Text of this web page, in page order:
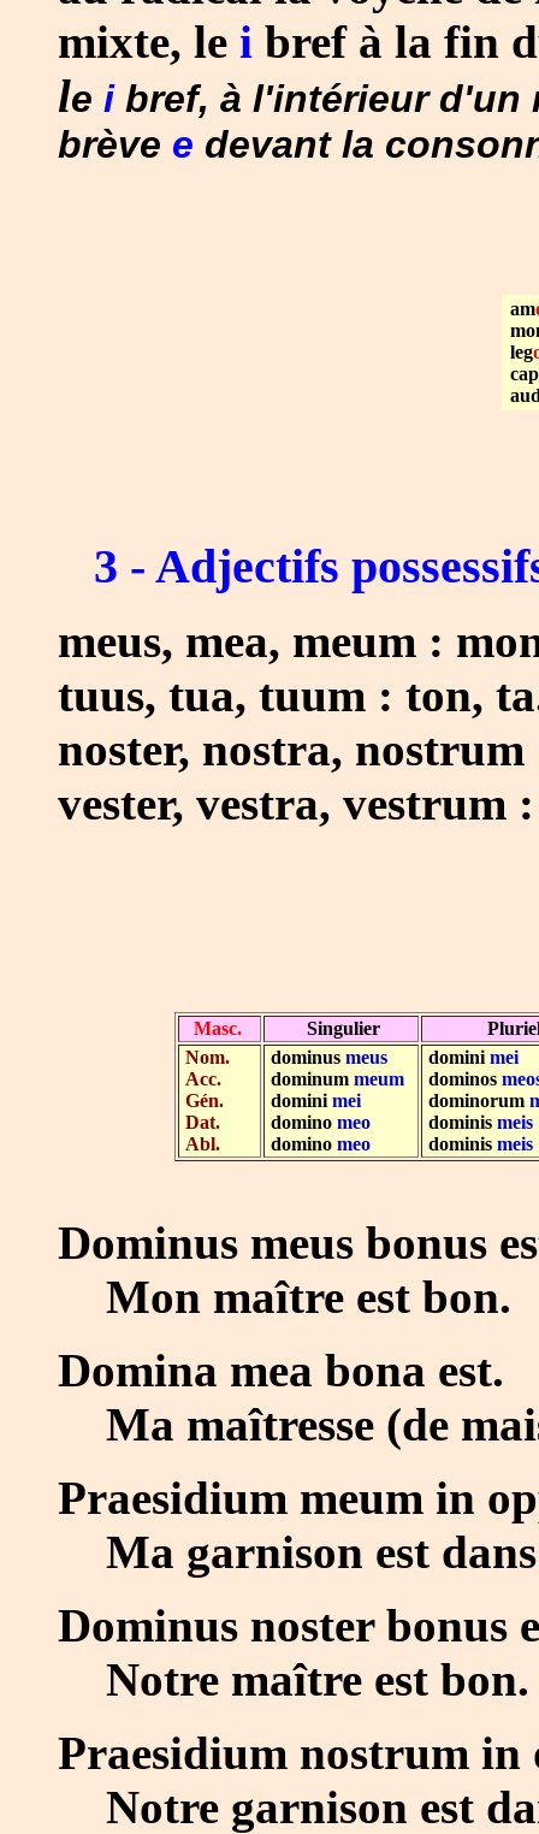
mixte, le i bref à la fin
le i bref, à l'intérieur d'un
brève e devant la
am
leg
3 - Adjectifs
meus, mea, meum :
tuus, tua, tuum : ton,
noster, nostra,
vester, vestra, vestrum
Masc. Singulier
Nom.
Acc.
Gén.
Dat.
Abl.
dominus meus
dominum meum
domini mei
domino meo
domino meo
domini mei
dominos
dominorum
dominis meis
dominis meis
Dominus meus bonus
Mon maître est bon.
Domina mea bona est.
Ma maîtresse (de
Praesidium meum in
Ma garnison est
Dominus noster bonus
Notre maître est bon.
Praesidium nostrum in
Notre garnison est